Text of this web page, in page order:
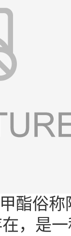
酯俗
，是